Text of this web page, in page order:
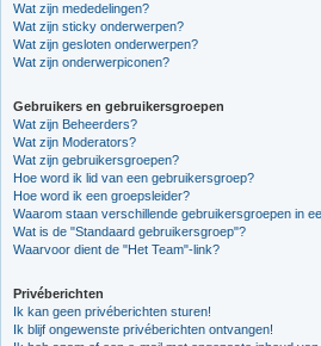
Wat zijn mededelingen?
Wat zijn sticky onderwerpen?
Wat zijn gesloten onderwerpen?
Wat zijn onderwerpiconen?
Gebruikers en gebruikersgroepen
Wat zijn Beheerders?
Wat zijn Moderators?
Wat zijn gebruikersgroepen?
Hoe word ik lid van een gebruikersgroep?
Hoe word ik een groepsleider?
Waarom staan verschillende gebruikersgroepen in
Wat is de "Standaard gebruikersgroep"?
Waarvoor dient de "Het Team"-link?
Privéberichten
Ik kan geen privéberichten sturen!
Ik blijf ongewenste privéberichten ontvangen!